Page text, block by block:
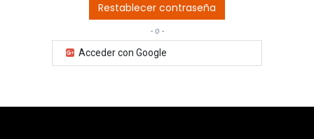
Restablecer contraseña
- o -
Acceder con Google